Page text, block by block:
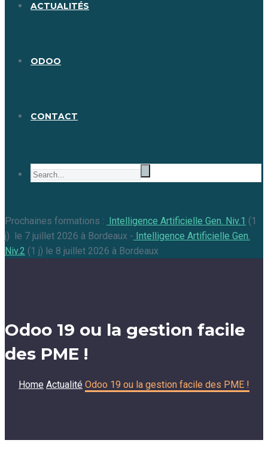
ACTUALITÉS
ODOO
CONTACT
Prochaines formations : Intelligence Artificielle Gen. Niv.1 (1
j) le 7 juillet 2026 à Bordeaux - Intelligence Artificielle Gen.
Niv.2 (1 j) le 8 juillet 2026 à Bordeaux
Odoo 19 ou la gestion facile
des PME !
Home Actualité Odoo 19 ou la gestion facile des PME !